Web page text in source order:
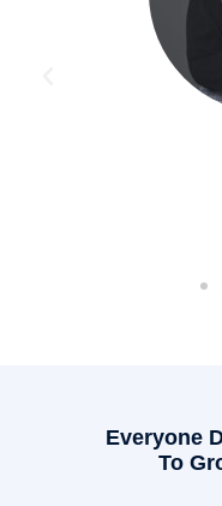
Everyone
To